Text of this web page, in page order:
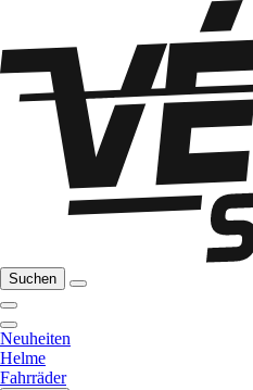
Suchen
Neuheiten
Helme
Fahrräder